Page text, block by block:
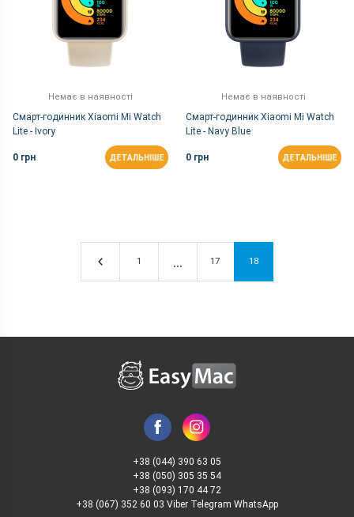
Немає в наявності
Смарт-годинник Xiaomi Mi Watch
Lite - Ivory
0 грн ДЕТАЛЬНІШЕ
Немає в наявності
Смарт-годинник Xiaomi Mi Watch
Lite - Navy Blue
0 грн ДЕТАЛЬНІШЕ
1 17 18
+38 (044) 390 63 05
+38 (050) 305 35 54
+38 (093) 170 44 72
+38 (067) 352 60 03 Viber Telegram WhatsApp